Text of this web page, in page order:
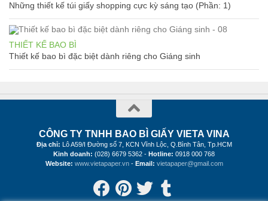
Những thiết kế túi giấy shopping cực kỳ sáng tạo (Phần: 1)
THIẾT KẾ BAO BÌ
Thiết kế bao bì đặc biệt dành riêng cho Giáng sinh
CÔNG TY TNHH BAO BÌ GIẤY VIETA VINA
Địa chỉ: Lô A59/I Đường số 7, KCN Vĩnh Lộc, Q.Bình Tân, Tp.HCM
Kinh doanh: (028) 6679 5362 - Hotline: 0918 000 768
Website: www.vietapaper.vn- Email: vietapaper@gmail.com